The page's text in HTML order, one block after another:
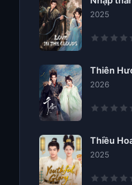
2025
Thiên
2026
Thiều
2025